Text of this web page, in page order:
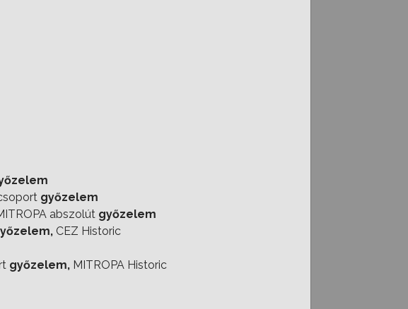
győzelem
abszolút győzelem
CEZ Historic
győzelem, MITROPA Historic